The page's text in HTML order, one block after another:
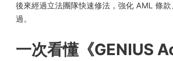
後來經過立法團隊快速修法，強化 AML 條
過。
一次看懂《GENIUS